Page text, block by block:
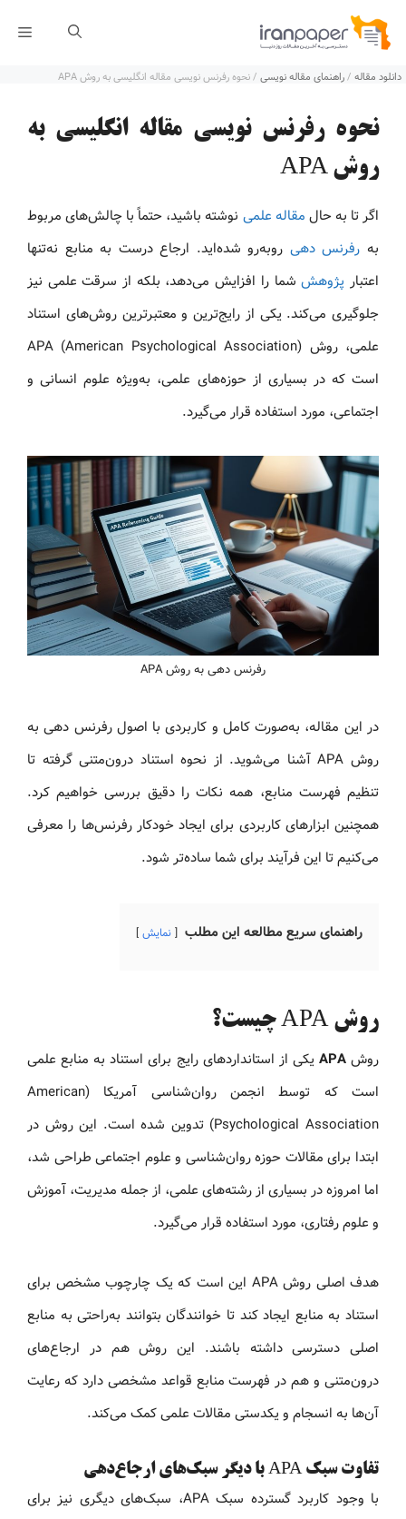
پرش
محتوا
دانلود مقاله /راهنمای مقاله نویسی /نحوه رفرنس نویسی مقاله انگلیسی به روش APA
نحوه رفرنس نویسی مقاله انگلیسی به
روش APA
اگر تا به حال مقاله علمی نوشته باشید، حتماً با چالش‌های مربوط
به رفرنس دهی روبه‌رو شده‌اید. ارجاع درست به منابع نه‌تنها
اعتبار پژوهششما را افزایش می‌دهد، بلکه از سرقت علمی نیز
جلوگیری می‌کند. یکی از رایج‌ترین و معتبرترین روش‌های استناد
علمی، روش APA (American Psychological Association)
است که در بسیاری از حوزه‌های علمی، به‌ویژه علوم انسانی و
اجتماعی، مورد استفاده قرار می‌گیرد.
رفرنس دهی به روش APA
در این مقاله، به‌صورت کامل و کاربردی با اصول رفرنس دهی به
روش APA آشنا می‌شوید. از نحوه استناد درون‌متنی گرفته تا
تنظیم فهرست منابع، همه نکات را دقیق بررسی خواهیم کرد.
همچنین ابزارهای کاربردی برای ایجاد خودکار رفرنس‌ها را معرفی
می‌کنیم تا این فرآیند برای شما ساده‌تر شود.
راهنمای سریع مطالعه این مطلب نمایش
روش APA چیست؟
روشAPA یکی از استانداردهای رایج برای استناد به منابع علمی
است که توسط انجمن روان‌شناسی آمریکا (American
Psychological Association) تدوین شده است. این روش در
ابتدا برای مقالات حوزه روان‌شناسی و علوم اجتماعی طراحی شد،
اما امروزه در بسیاری از رشته‌های علمی، از جمله مدیریت، آموزش
و علوم رفتاری، مورد استفاده قرار می‌گیرد.
هدف اصلی روش APA این است که یک چارچوب مشخص برای
استناد به منابع ایجاد کند تا خوانندگان بتوانند به‌راحتی به منابع
اصلی دسترسی داشته باشند. این روش هم در ارجاع‌های
درون‌متنی و هم در فهرست منابع قواعد مشخصی دارد که رعایت
آن‌ها به انسجام و یکدستی مقالات علمی کمک می‌کند.
تفاوت سبک APA با دیگر سبک‌های ارجاع‌دهی
با وجود کاربرد گسترده سبک APA، سبک‌های دیگری نیز برای